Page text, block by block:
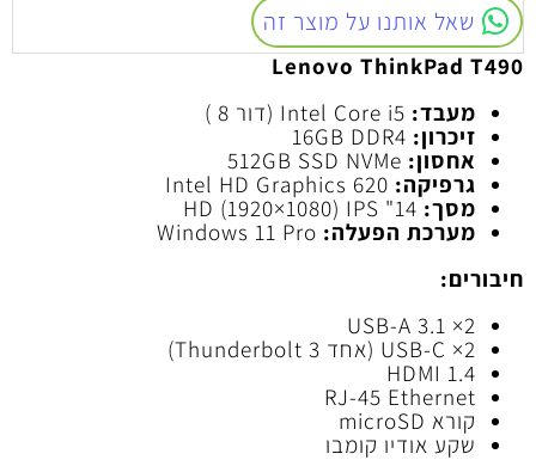
שאל אותנו על מוצר זה
Lenovo ThinkPad T490
מעבד:
זיכרון:
אחסון:
גרפיקה:
מסך:
מערכת הפעלה:
חיבורים:
2× USB-A 3.1
2× USB-C (אחד Thunderbolt 3)
HDMI 1.4
RJ-45 Ethernet
קורא microSD
שקע אודיו קומבו